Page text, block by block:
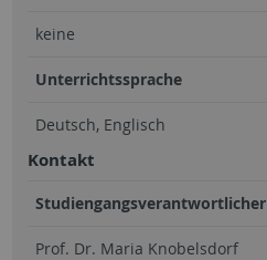
keine
Unterrichtssprache
Deutsch, Englisch
Kontakt
Studiengangsverantwortlicher
Prof. Dr. Maria Knobelsdorf